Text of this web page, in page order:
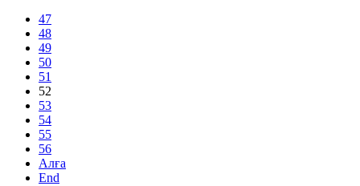
47
48
49
50
51
52
53
54
55
56
Алға
End